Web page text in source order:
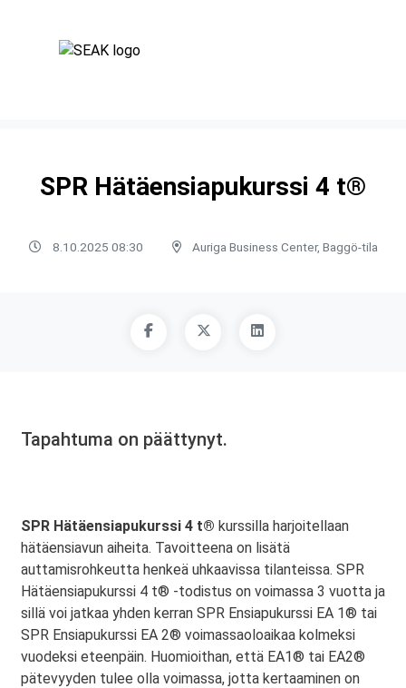
SPR Hätäensiapukurssi 4 t®
8.10.2025 08:30 Auriga Business Center, Baggö-tila
Tapahtuma on päättynyt.
SPR Hätäensiapukurssi 4 t® kurssilla harjoitellaan
hätäensiavun aiheita. Tavoitteena on lisätä
auttamisrohkeutta henkeä uhkaavissa tilanteissa. SPR
Hätäensiapukurssi 4 t® -todistus on voimassa 3 vuotta ja
sillä voi jatkaa yhden kerran SPR Ensiapukurssi EA 1® tai
SPR Ensiapukurssi EA 2® voimassaoloaikaa kolmeksi
vuodeksi eteenpäin. Huomioithan, että EA1® tai EA2®
pätevyyden tulee olla voimassa, jotta kertaaminen on